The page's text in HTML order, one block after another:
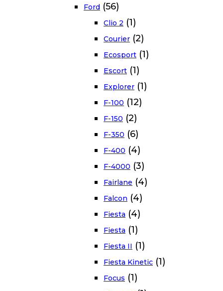
Ford (56)
Clio 2 (1)
Courier (2)
Ecosport (1)
Escort (1)
Explorer (1)
F-100 (12)
F-150 (2)
F-350 (6)
F-400 (4)
F-4000 (3)
Fairlane (4)
Falcon (4)
Fiesta (4)
Fiesta (1)
Fiesta II (1)
Fiesta Kinetic (1)
Focus (1)